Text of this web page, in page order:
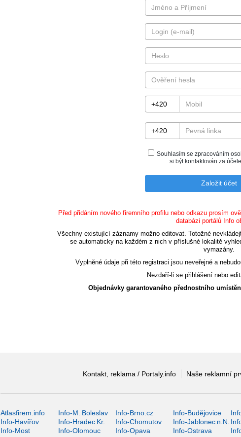
Souhlasím se zpracováním
si být kontaktován za
Před přidáním nového firemního profilu nebo odkazu prosím
databázi portálů Info
Všechny existující záznamy možno editovat. Totožné
se automaticky na každém z nich v příslušné lokalitě
vymazány.
Vyplněné údaje při této registraci jsou neveřejné a
Nezdaří-li se přihlášení nebo
Objednávky garantovaného přednostního
Kontakt, reklama / Portaly.info Naše reklamní
Atlasfirem.info Info-M. Boleslav Info-Brno.cz Info-Budějovice
Info-Havířov
Info-Hradec Kr. Info-Chomutov Info-Jablonec n.N.
Info-Most
Info-Olomouc Info-Opava Info-Ostrava